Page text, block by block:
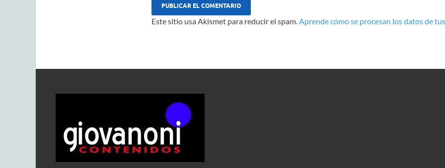
Este sitio usa Akismet para reducir el spam.Aprende cómo se procesan los datos de